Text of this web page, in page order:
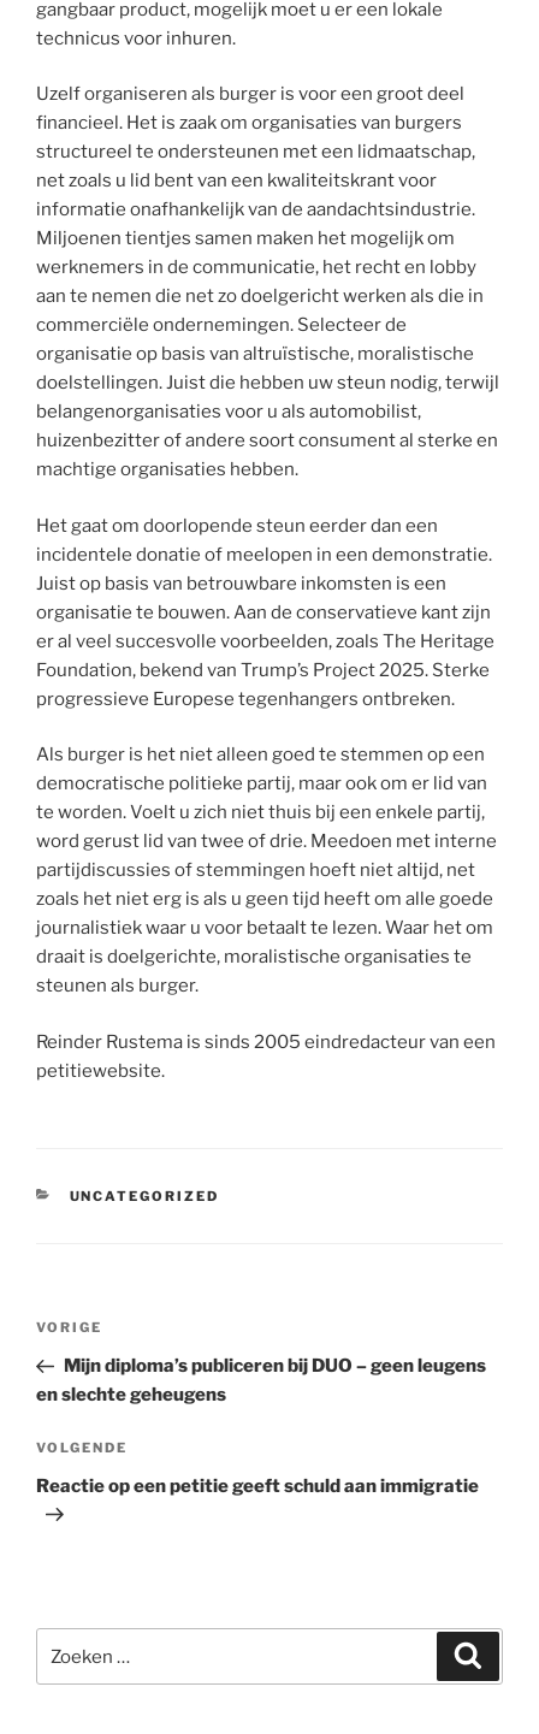
gangbaar product, mogelijk moet u er een lokale
technicus voor inhuren.
Uzelf organiseren als burger is voor een groot deel
financieel. Het is zaak om organisaties van burgers
structureel te ondersteunen met een lidmaatschap,
net zoals u lid bent van een kwaliteitskrant voor
informatie onafhankelijk van de aandachtsindustrie.
Miljoenen tientjes samen maken het mogelijk om
werknemers in de communicatie, het recht en lobby
aan te nemen die net zo doelgericht werken als die in
commerciële ondernemingen. Selecteer de
organisatie op basis van altruïstische, moralistische
doelstellingen. Juist die hebben uw steun nodig, terwijl
belangenorganisaties voor u als automobilist,
huizenbezitter of andere soort consument al sterke en
machtige organisaties hebben.
Het gaat om doorlopende steun eerder dan een
incidentele donatie of meelopen in een demonstratie.
Juist op basis van betrouwbare inkomsten is een
organisatie te bouwen. Aan de conservatieve kant zijn
er al veel succesvolle voorbeelden, zoals The Heritage
Foundation, bekend van Trump’s Project 2025. Sterke
progressieve Europese tegenhangers ontbreken.
Als burger is het niet alleen goed te stemmen op een
democratische politieke partij, maar ook om er lid van
te worden. Voelt u zich niet thuis bij een enkele partij,
word gerust lid van twee of drie. Meedoen met interne
partijdiscussies of stemmingen hoeft niet altijd, net
zoals het niet erg is als u geen tijd heeft om alle goede
journalistiek waar u voor betaalt te lezen. Waar het om
draait is doelgerichte, moralistische organisaties te
steunen als burger.
Reinder Rustema is sinds 2005 eindredacteur van een
petitiewebsite.
CATEGORIEËN
UNCATEGORIZED
Bericht
Vorig
bericht
VORIGE
Mijn diploma’s publiceren bij DUO – geen leugens
en slechte geheugens
Volgend
bericht
VOLGENDE
Reactie op een petitie geeft schuld aan immigratie
naar: